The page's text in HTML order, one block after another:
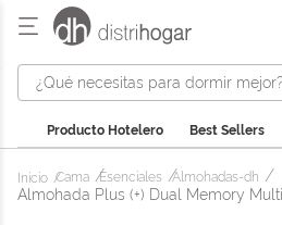
¿Qué necesitas para dormir
Producto Hotelero Best Sellers
Cama Esenciales Almohadas-dh
Almohada Plus (+) Dual Memory